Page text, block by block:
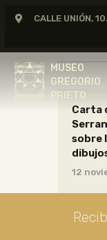
CALLE UNIÓN,
MUSEO
GREGORIO
PRIETO
MUSEO
TIENDA
Carta
sobre
12